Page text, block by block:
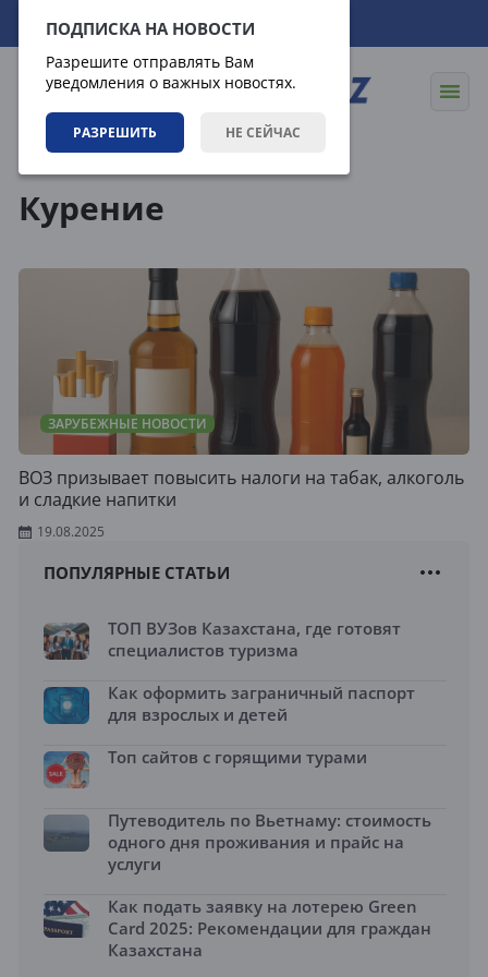
ПОДПИСКА НА НОВОСТИ
Разрешите отправлять Вам
уведомления о важных новостях.
РАЗРЕШИТЬ НЕ СЕЙЧАС
08.08.2026 04:41:42
Курение
ЗАРУБЕЖНЫЕ НОВОСТИ
ВОЗ призывает повысить налоги на табак, алкоголь
и сладкие напитки
19.08.2025
ПОПУЛЯРНЫЕ СТАТЬИ
ТОП ВУЗов Казахстана, где готовят
специалистов туризма
Как оформить заграничный паспорт
для взрослых и детей
Топ сайтов с горящими турами
Путеводитель по Вьетнаму: стоимость
одного дня проживания и прайс на
услуги
Как подать заявку на лотерею Green
Card 2025: Рекомендации для граждан
Казахстана